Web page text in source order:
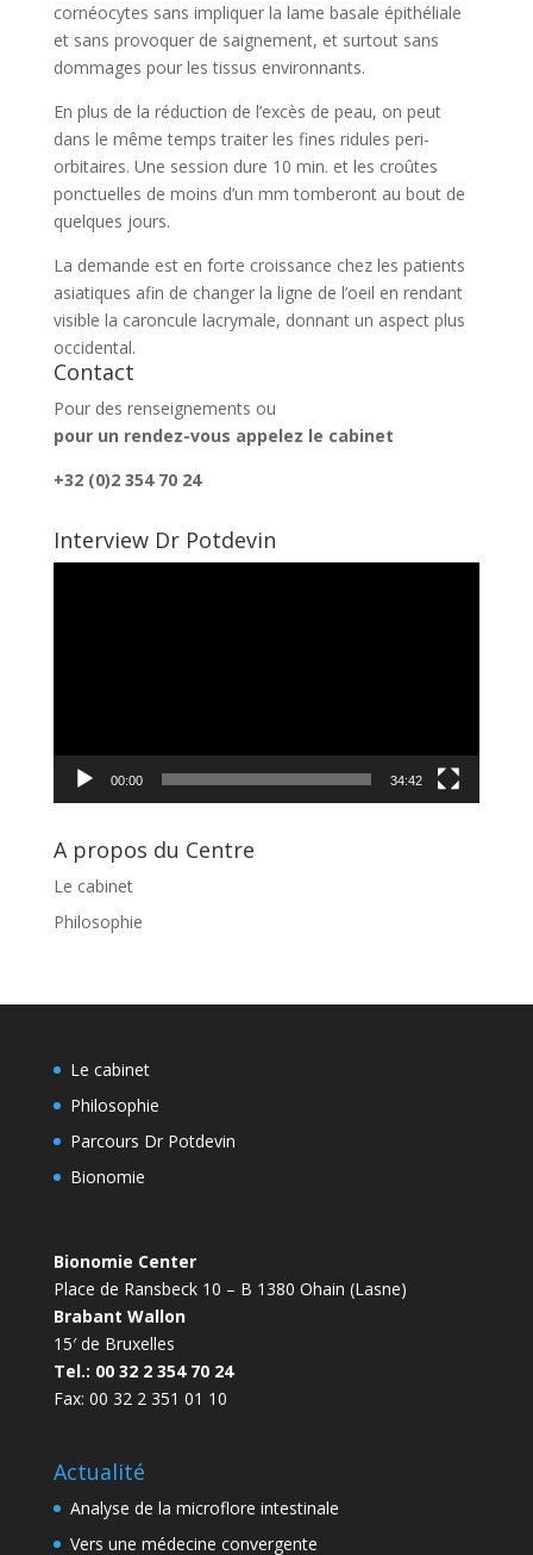
cornéocytes sans impliquer la lame basale épithéliale
et sans provoquer de saignement, et surtout sans
dommages pour les tissus environnants.
En plus de la réduction de l’excès de peau, on peut
dans le même temps traiter les fines ridules peri-
orbitaires. Une session dure 10 min. et les croûtes
ponctuelles de moins d’un mm tomberont au bout de
quelques jours.
La demande est en forte croissance chez les patients
asiatiques afin de changer la ligne de l’oeil en rendant
visible la caroncule lacrymale, donnant un aspect plus
occidental.
Contact
Pour des renseignements ou
pour un rendez-vous appelez le cabinet
+32 (0)2 354 70 24
Interview Dr Potdevin
00:00 34:42
A propos du Centre
Le cabinet
Philosophie
Le cabinet
Philosophie
Parcours Dr Potdevin
Bionomie
Bionomie Center
Place de Ransbeck 10 – B 1380 Ohain (Lasne)
Brabant Wallon
15′ de Bruxelles
Tel.: 00 32 2 354 70 24
Fax: 00 32 2 351 01 10
Actualité
Analyse de la microflore intestinale
Vers une médecine convergente